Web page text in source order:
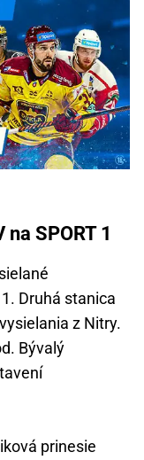
SPORT 1
1. Druhá stanica
z Nitry.
Bývalý
prinesie